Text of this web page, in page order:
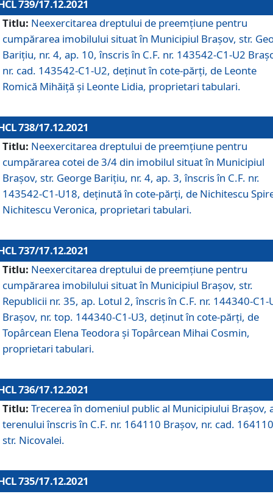
739/17.12.2021
Titlu: Neexercitarea dreptului de preemţiune pentru
cumpărarea imobilului situat în Municipiul Braşov, str.
Barițiu, nr. 4, ap. 10, înscris în C.F. nr. 143542-C1-U2
nr. cad. 143542-C1-U2, deținut în cote-părți, de Leonte
Romică Mihăiță și Leonte Lidia, proprietari tabulari.
738/17.12.2021
Titlu: Neexercitarea dreptului de preemţiune pentru
cumpărarea cotei de 3/4 din imobilul situat în Municipiul
Braşov, str. George Barițiu, nr. 4, ap. 3, înscris în C.F. nr.
143542-C1-U18, deținută în cote-părți, de Nichitescu
Nichitescu Veronica, proprietari tabulari.
737/17.12.2021
Titlu: Neexercitarea dreptului de preemţiune pentru
cumpărarea imobilului situat în Municipiul Braşov, str.
Republicii nr. 35, ap. Lotul 2, înscris în C.F. nr. 144340-C1-
Brașov, nr. top. 144340-C1-U3, deținut în cote-părți, de
Topârcean Elena Teodora și Topârcean Mihai Cosmin,
proprietari tabulari.
736/17.12.2021
Titlu: Trecerea în domeniul public al Municipiului Braşov,
terenului înscris în C.F. nr. 164110 Brașov, nr. cad.
str. Nicovalei.
735/17.12.2021